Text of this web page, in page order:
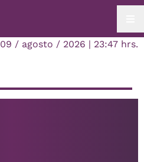
09 / agosto / 2026 | 23:47 hrs.